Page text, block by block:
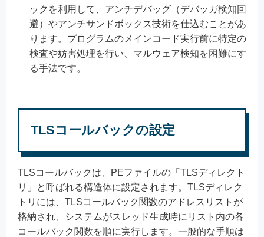
ックを利用して、アンチデバッグ（デバッガ検知回
避）やアンチサンドボックス技術を仕込むことがあ
ります。プログラムのメインコード実行前に特定の
検査や妨害処理を行い、マルウェア検知を困難にす
る手法です。
TLSコールバックの設定
TLSコールバックは、PEファイルの「TLSディレクト
リ」と呼ばれる構造体に設定されます。TLSディレク
トリには、TLSコールバック関数のアドレスリストが
格納され、システムがスレッド生成時にリスト内の各
コールバック関数を順に実行します。一般的な手順は